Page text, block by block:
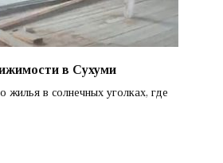
в Сухуми
жилья в солнечных уголках, где